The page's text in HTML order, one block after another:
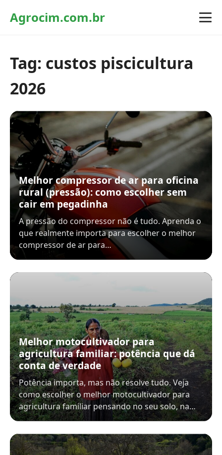
Agrocim.com.br
Tag: custos piscicultura
2026
Melhor compressor de ar para oficina
rural (pressão): como escolher sem
cair em pegadinha
A pressão do compressor não é tudo. Aprenda o
que realmente importa para escolher o melhor
compressor de ar para…
Melhor motocultivador para
agricultura familiar: potência que dá
conta de verdade
Potência importa, mas não resolve tudo. Veja
como escolher o melhor motocultivador para
agricultura familiar pensando no seu solo, na…